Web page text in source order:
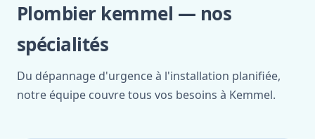
Plombier kemmel — nos
spécialités
Du dépannage d'urgence à l'installation planifiée,
notre équipe couvre tous vos besoins à Kemmel.